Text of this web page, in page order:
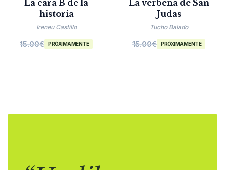
La cara B de la
historia
Ireneu Castillo
15.00€ PRÓXIMAMENTE
La verbena de San
Judas
Tucho Balado
15.00€ PRÓXIMAMENTE